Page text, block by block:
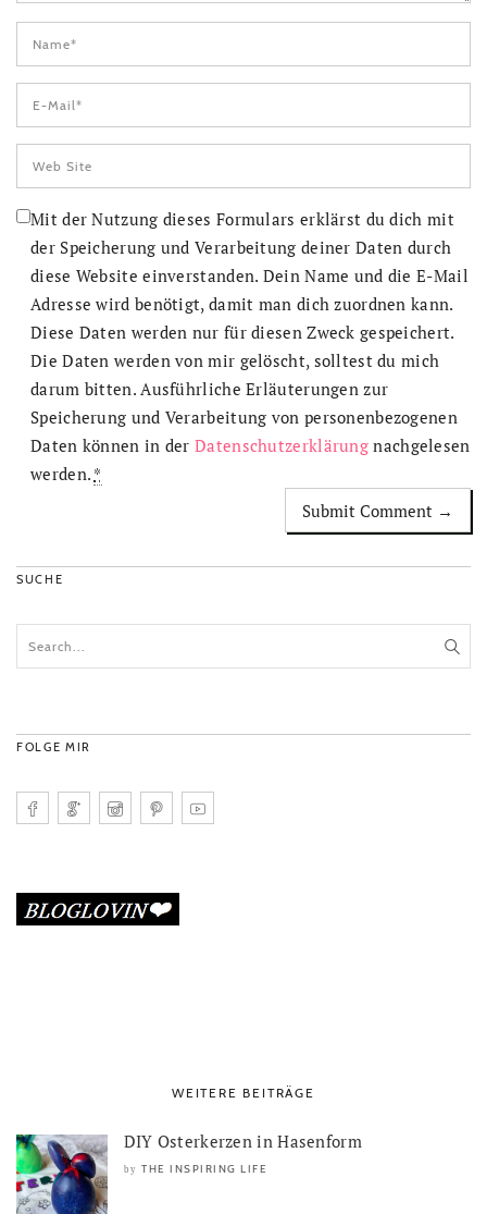
Mit der Nutzung dieses Formulars erklärst du dich mit
der Speicherung und Verarbeitung deiner Daten durch
diese Website einverstanden. Dein Name und die E-Mail
Adresse wird benötigt, damit man dich zuordnen kann.
Diese Daten werden nur für diesen Zweck gespeichert.
Die Daten werden von mir gelöscht, solltest du mich
darum bitten. Ausführliche Erläuterungen zur
Speicherung und Verarbeitung von personenbezogenen
Daten können in derDatenschutzerklärung nachgelesen
werden. *
SUCHE
FOLGE MIR
WEITERE BEITRÄGE
DIY Osterkerzen in Hasenform
by THE INSPIRING LIFE